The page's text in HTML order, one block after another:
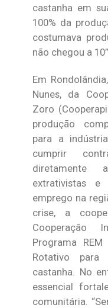
castanha em
100% da
costumava
não chegou a
Em
Nunes, da
Zoro
produção
para a
cumprir
extrativistas
emprego na
crise, a
Cooperação
Programa
Rotativo
castanha. No
essencial
comunitária.